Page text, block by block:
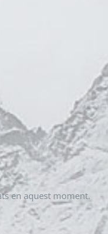
en aquest moment.